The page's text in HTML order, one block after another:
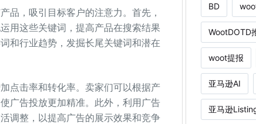
品，吸引目标客户的注意力。首先，
用这些关键词，提高产品在搜索结果
和行业趋势，发掘长尾关键词和潜在
点击率和转化率。卖家们可以根据产
广告投放更加精准。此外，利用广告
调整，以提高广告的展示效果和竞争
BD
WootDOTD
woot提报
亚马逊AI
亚马逊